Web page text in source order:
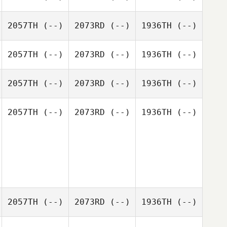
2057TH (--) 2073RD (--) 1936TH (--)
2057TH (--) 2073RD (--) 1936TH (--)
2057TH (--) 2073RD (--) 1936TH (--)
2057TH (--) 2073RD (--) 1936TH (--)
2057TH (--) 2073RD (--) 1936TH (--)